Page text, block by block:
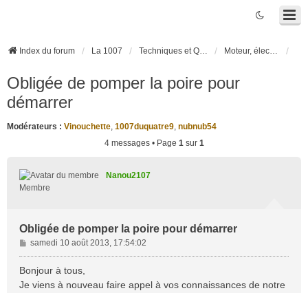
Index du forum La 1007 Techniques et Questions Moteur, électronique moteur, boîte robotisée 2-Tronic
Obligée de pomper la poire pour
démarrer
Modérateurs : Vinouchette, 1007duquatre9, nubnub54
4 messages • Page 1sur 1
Nanou2107
Membre
Obligée de pomper la poire pour démarrer
M
e
s
samedi 10 août 2013, 17:54:02
Bonjour à tous,
Je viens à nouveau faire appel à vos connaissances de notre